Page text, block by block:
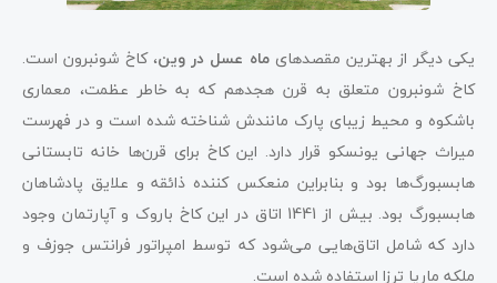
یکی دیگر از بهترین مقصدهایماه عسل در وین، کاخ شونبرون است.
کاخ شونبرون متعلق به قرن هجدهم که به خاطر عظمت، معماری
باشکوه و محیط زیبای پارک مانندش شناخته شده است و در فهرست
میراث جهانی یونسکو قرار دارد. این کاخ برای قرن‌ها خانه تابستانی
هابسبورگ‌ها بود و بنابراین منعکس کننده ذائقه و علایق پادشاهان
هابسبورگ بود. بیش از 1441 اتاق در این کاخ باروک و آپارتمان وجود
دارد که شامل اتاق‌هایی می‌شود که توسط امپراتور فرانتس جوزف و
ملکه ماریا ترزا استفاده شده است.